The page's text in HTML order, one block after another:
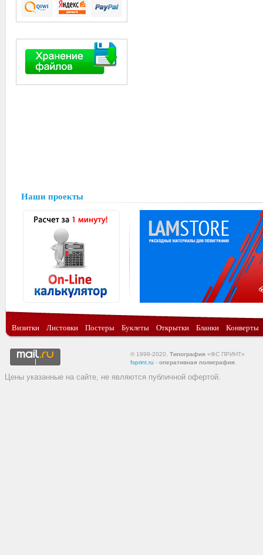
Наши проекты
Визитки Листовки Постеры Буклеты Открытки Бланки Конверты
© 1999-2020, Типография «ФС ПРИНТ»
fsprint.ru - оперативная полиграфия
Цены указанные на сайте, не являются публичной офертой.